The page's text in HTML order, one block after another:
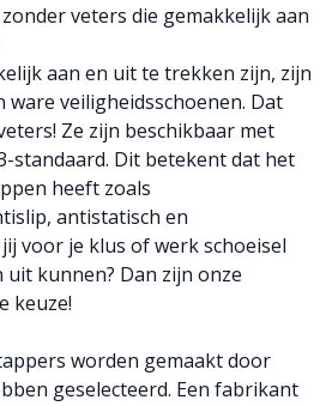
veters die gemakkelijk aan
aan en uit te trekken zijn, zijn
ware veiligheidsschoenen. Dat
Ze zijn beschikbaar met
standaard. Dit betekent dat het
heeft zoals
antistatisch en
voor je klus of werk schoeisel
uit kunnen? Dan zijn onze
keuze!
worden gemaakt door
geselecteerd. Een fabrikant